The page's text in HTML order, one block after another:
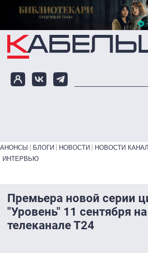
Перейти к основному содержанию
Primary links bottom
АНОНСЫ БЛОГИ НОВОСТИ НОВОСТИ
ИНТЕРВЬЮ
Премьера новой серии
"Уровень" 11 сентября на
телеканале Т24